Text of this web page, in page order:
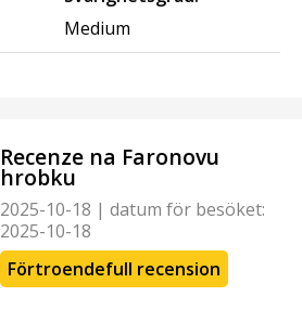
Medium
Recenze na Faronovu
hrobku
2025-10-18 | datum för besöket:
2025-10-18
Förtroendefull recension